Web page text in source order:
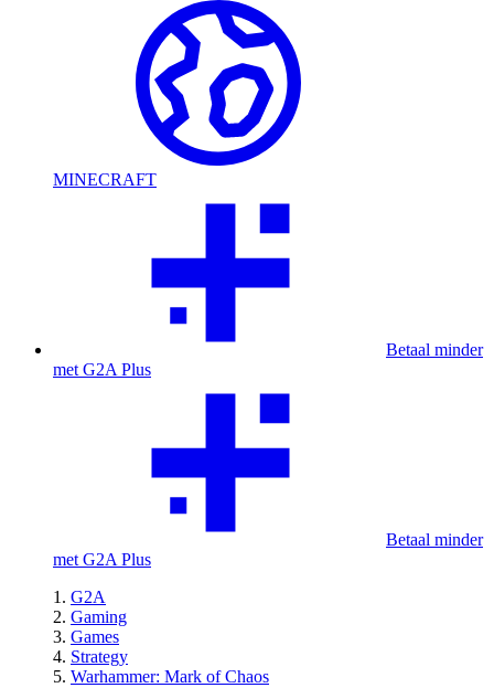
MINECRAFT
Betaal minder
met G2A Plus
Betaal minder
met G2A Plus
G2A
Gaming
Games
Strategy
Warhammer: Mark of Chaos